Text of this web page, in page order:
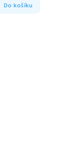
Do košíku